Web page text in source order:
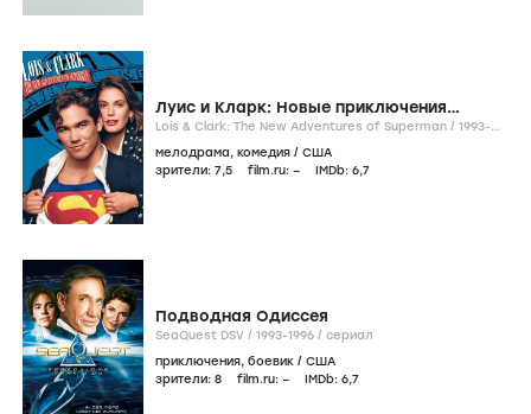
Луис и Кларк: Новые приключения
Супермена
Lois & Clark: The New Adventures of Superman / 1993-
мелодрама, комедия / США
зрители: 7,5 film.ru: – IMDb: 6,7
Подводная Одиссея
SeaQuest DSV / 1993-1996 / сериал
приключения, боевик / США
зрители: 8 film.ru: – IMDb: 6,7